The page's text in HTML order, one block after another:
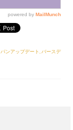
ンアップデート バースデ